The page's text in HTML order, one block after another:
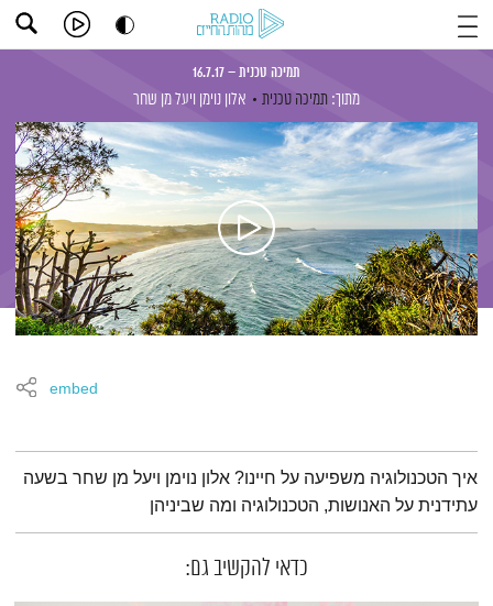
תמיכה טכנית – 16.7.17
מתוך: תמיכה טכנית אלון נוימן ויעל מן שחר
embed
תמצית הפודקאסט
איך הטכנולוגיה משפיעה על חיינו? אלון נוימן ויעל מן שחר בשעה
עתידנית על האנושות, הטכנולוגיה ומה שביניהן
כדאי להקשיב גם: